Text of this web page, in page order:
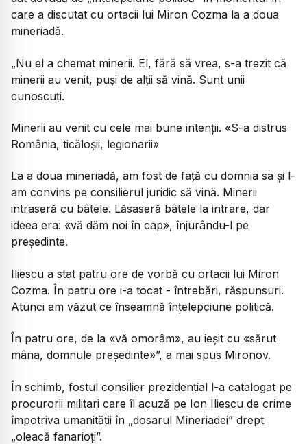
care a discutat cu ortacii lui Miron Cozma la a doua
mineriadă.
„Nu el a chemat minerii. El, fără să vrea, s-a trezit că
minerii au venit, puși de alții să vină. Sunt unii
cunoscuți.
Minerii au venit cu cele mai bune intenții. «S-a distrus
România, ticăloșii, legionarii»
La a doua mineriadă, am fost de față cu domnia sa și l-
am convins pe consilierul juridic să vină. Minerii
intraseră cu bâtele. Lăsaseră bâtele la intrare, dar
ideea era: «vă dăm noi în cap», înjurându-l pe
președinte.
Iliescu a stat patru ore de vorbă cu ortacii lui Miron
Cozma. În patru ore i-a tocat - întrebări, răspunsuri.
Atunci am văzut ce înseamnă înțelepciune politică.
În patru ore, de la «vă omorâm», au ieșit cu «sărut
mâna, domnule președinte»”, a mai spus Mironov.
În schimb, fostul consilier prezidențial l-a catalogat pe
procurorii militari care îl acuză pe Ion Iliescu de crime
împotriva umanității în „dosarul Mineriadei” drept
„oleacă fanarioți”.